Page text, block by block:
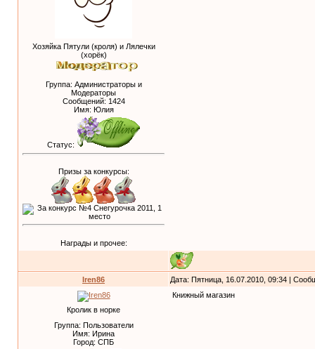
Хозяйка Пятули (кроля) и Лялечки
(хорёк)
Группа: Администраторы и
Модераторы
Сообщений: 1424
Имя: Юлия
Статус:
Призы за конкурсы:
Награды и прочее:
Iren86 Дата: Пятница, 16.07.2010, 09:34 |
Кролик в норке
Группа: Пользователи
Имя: Ирина
Город: СПБ
Книжный магазин